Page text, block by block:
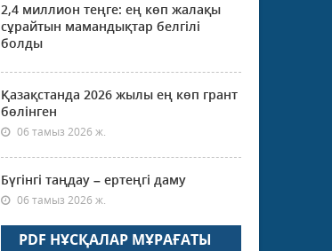
2,4 миллион теңге: ең көп жалақы
сұрайтын мамандықтар белгілі
болды
Қазақстанда 2026 жылы ең көп грант
бөлінген
06 тамыз 2026 ж.
Бүгінгі таңдау – ертеңгі даму
06 тамыз 2026 ж.
PDF НҰСҚАЛАР МҰРАҒАТЫ